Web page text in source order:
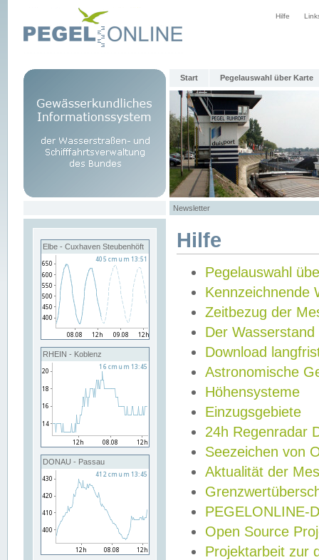
Hilfe
Start Pegelauswahl über Karte
Newsletter
Elbe - Cuxhaven Steubenhöft
RHEIN - Koblenz
DONAU - Passau
Hilfe
Pegelauswahl
Kennzeichnende
Zeitbezug der
Der Wasserstand
Download
Astronomische
Höhensysteme
Einzugsgebiete
24h Regenradar
Seezeichen von
Aktualität der
PEGELONLINE-
Open Source
Projektarbeit zur